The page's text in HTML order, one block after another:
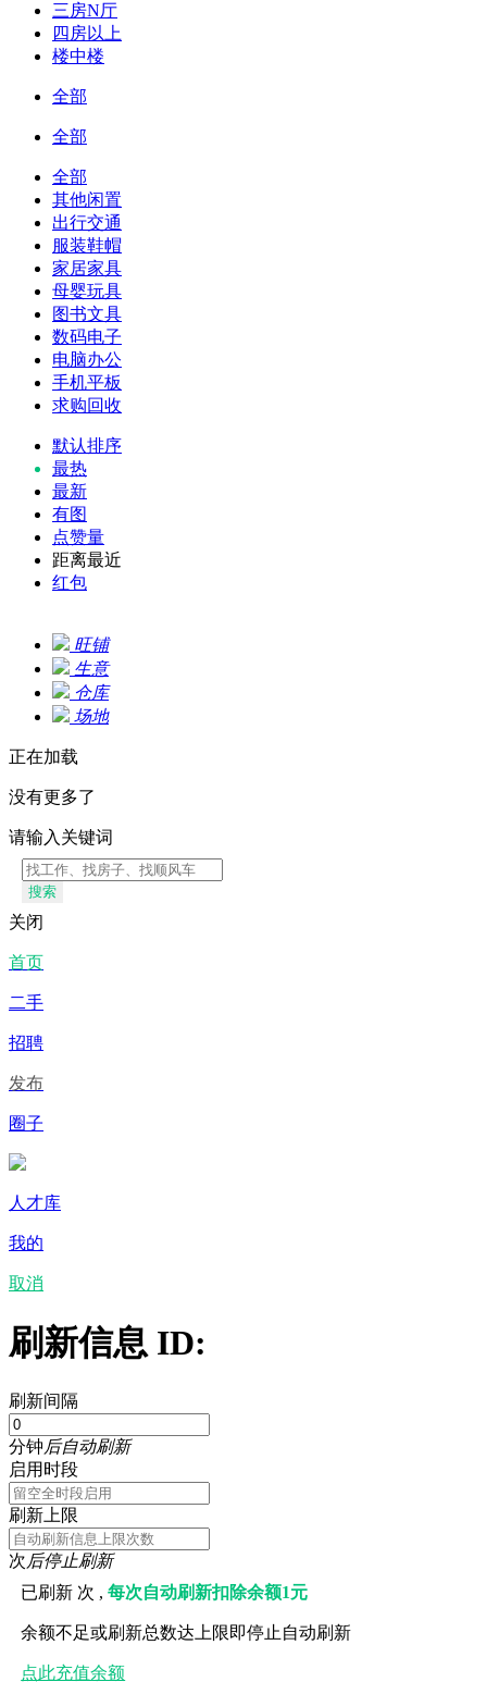
三房N厅
四房以上
楼中楼
全部
全部
全部
其他闲置
出行交通
服装鞋帽
家居家具
母婴玩具
图书文具
数码电子
电脑办公
手机平板
求购回收
默认排序
最热
最新
有图
点赞量
距离最近
红包
旺铺
生意
仓库
场地
正在加载
没有更多了
请输入关键词
搜索
关闭
首页
二手
招聘
发布
圈子
人才库
我的
取消
刷新信息 ID:
刷新间隔
分钟后自动刷新
启用时段
刷新上限
次后停止刷新
已刷新 次 ,每次自动刷新扣除余额1元
余额不足或刷新总数达上限即停止自动刷新
点此充值余额